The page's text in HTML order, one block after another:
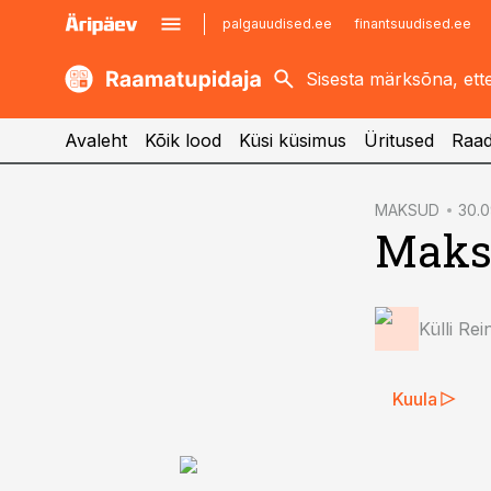
palgauudised.ee finantsuudised.ee
kaubandus.ee
kinnisvarauudised.ee
imelineajalugu.ee
Avaleht Kõik lood Küsi küsimus Üritused
MAKSUD
Külli
Kuula